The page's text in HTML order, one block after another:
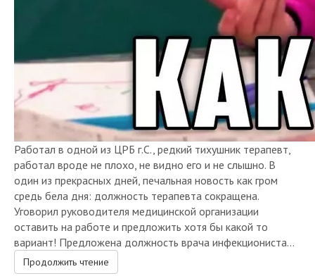
Работал в одной из ЦРБ г.С., редкий тихушник терапевт,
работал вроде не плохо, не видно его и не слышно. В
один из прекрасных дней, печальная новость как гром
средь бела дня: должность терапевта сокращена.
Уговорил руководителя медицинской организации
оставить на работе и предложить хотя бы какой то
вариант! Предложена должность врача инфекциониста...
Продолжить чтение